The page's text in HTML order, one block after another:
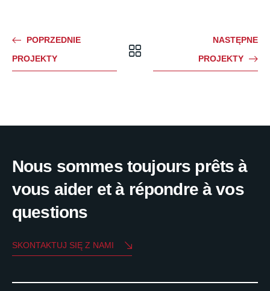
POPRZEDNIE
PROJEKTY
NASTĘPNE
PROJEKTY
Nous sommes toujours prêts à
vous aider et à répondre à vos
questions
SKONTAKTUJ SIĘ Z NAMI